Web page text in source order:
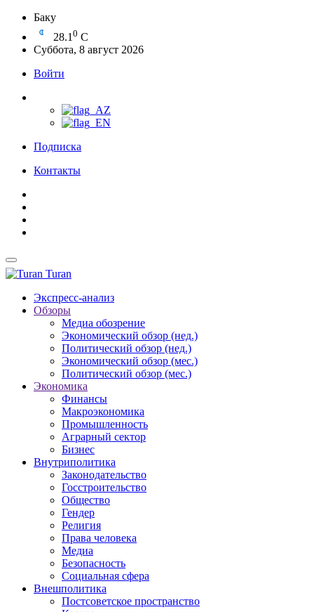
Баку
28.1 0 C
Суббота, 8 август 2026
Войти
Подписка
Контакты
Turan
Экспресс-анализ
Обзоры
Медиа обозрение
Экономический обзор (нед.)
Политический обзор (нед.)
Экономический обзор (мес.)
Политический обзор (мес.)
Экономика
Финансы
Макроэкономика
Промышленность
Аграрный сектор
Бизнес
Внутриполитика
Законодательство
Госстроительство
Общество
Гендер
Религия
Права человека
Медиа
Безопасность
Социальная сфера
Внешполитика
Постсоветское пространство